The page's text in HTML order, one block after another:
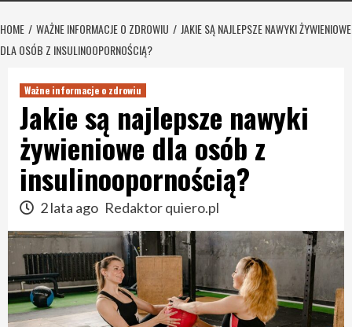
HOME WAŻNE INFORMACJE O ZDROWIU
JAKIE SĄ NAJLEPSZE NAWYKI ŻYWIENIOWE
DLA OSÓB Z INSULINOOPORNOŚCIĄ?
Ważne informacje o zdrowiu
Jakie są najlepsze nawyki
żywieniowe dla osób z
insulinoopornością?
2 lata ago Redaktor quiero.pl